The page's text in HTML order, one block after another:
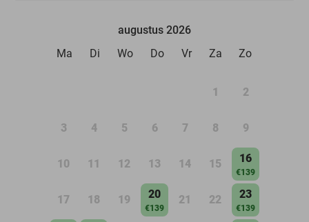
augustus 2026
Ma
Di Wo Do Vr Za Zo
1 2
3 4 5 6 7 8 9
10 11 12 13 14 15 16
€139
17 18 19 20
€139
21 22 23
€139